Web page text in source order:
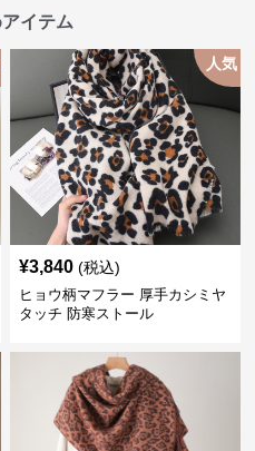
イテム
人気
¥3,840 (税込)
ヒョウ柄マフラー 厚手カシミヤ
タッチ 防寒ストール